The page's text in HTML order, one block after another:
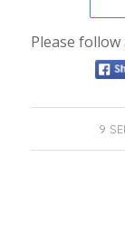
Please follow
9